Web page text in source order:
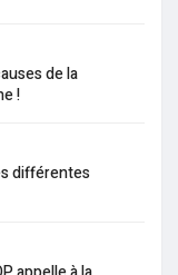
de la
!
différentes